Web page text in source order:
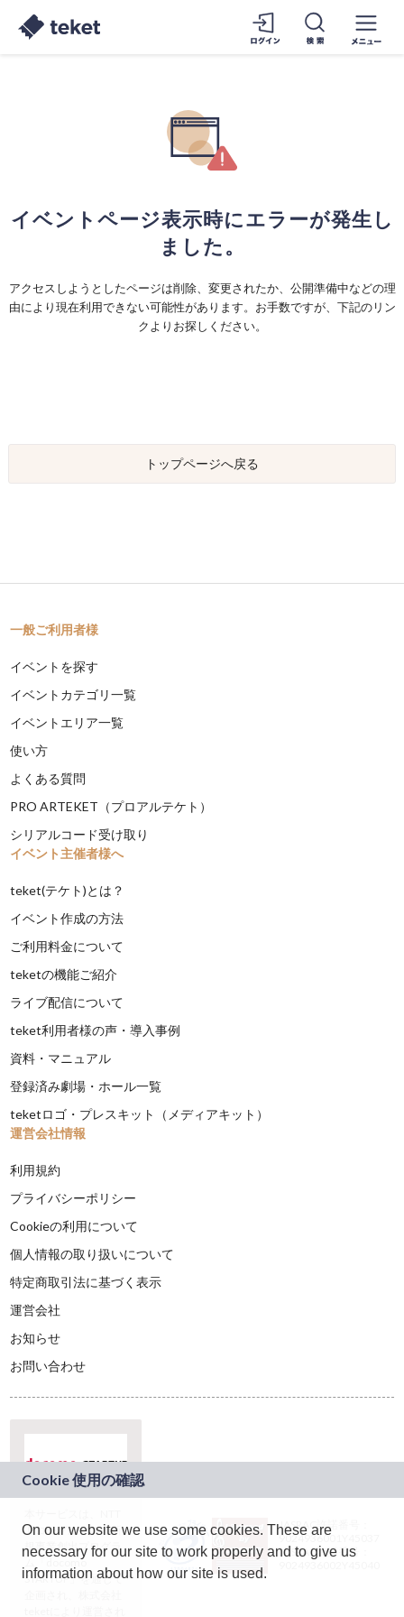
イベントページ表示時にエラーが発生し
ました。
アクセスしようとしたページは削除、変更されたか、公開準備中などの理
由により現在利用できない可能性があります。お手数ですが、下記のリン
クよりお探しください。
トップページへ戻る
一般ご利用者様
イベントを探す
イベントカテゴリ一覧
イベントエリア一覧
使い方
よくある質問
PRO ARTEKET（プロアルテケト）
シリアルコード受け取り
イベント主催者様へ
teket(テケト)とは？
イベント作成の方法
ご利用料金について
teketの機能ご紹介
ライブ配信について
teket利用者様の声・導入事例
資料・マニュアル
登録済み劇場・ホール一覧
teketロゴ・プレスキット（メディアキット）
運営会社情報
利用規約
プライバシーポリシー
Cookieの利用について
個人情報の取り扱いについて
特定商取引法に基づく表示
運営会社
お知らせ
お問い合わせ
ドコモグループの新
規事業創出プログラ
ム「docomo
STARTUP」を通じて
JASRAC許諾番号：
9024936001Y45037
JASRAC許諾番号：
On our website we use some cookies. These are
necessary for our site to work properly and to give us
information about how our site is used.